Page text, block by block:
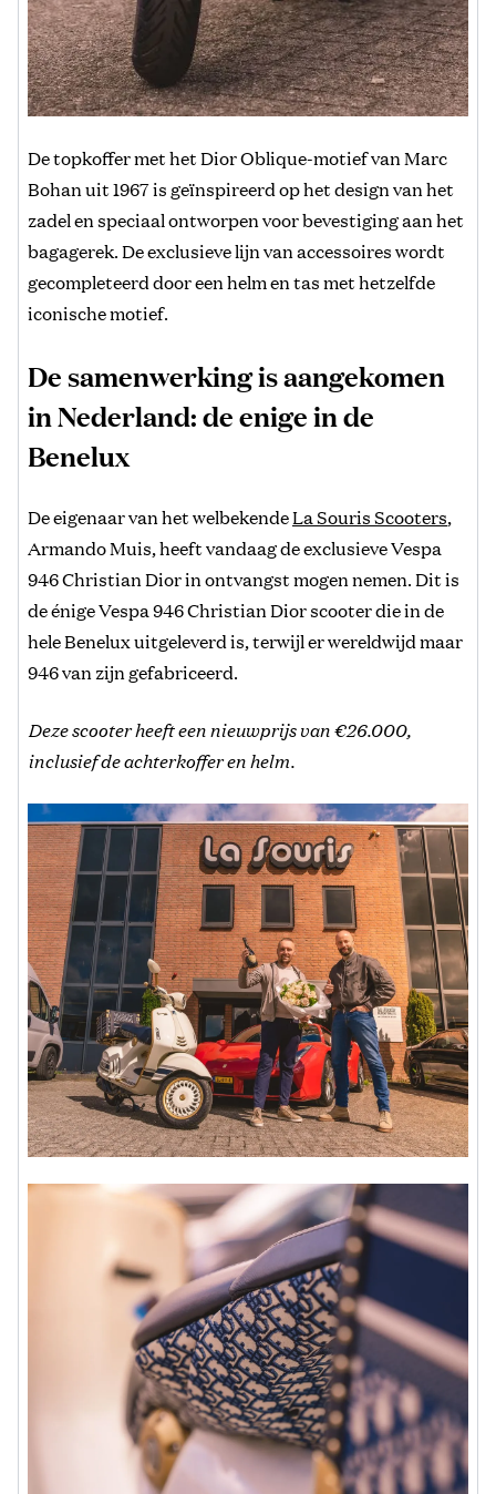
De topkoffer met het Dior Oblique-motief van Marc
Bohan uit 1967 is geïnspireerd op het design van het
zadel en speciaal ontworpen voor bevestiging aan het
bagagerek. De exclusieve lijn van accessoires wordt
gecompleteerd door een helm en tas met hetzelfde
iconische motief.
De samenwerking is aangekomen
in Nederland: de enige in de
Benelux
De eigenaar van het welbekendeLa Souris Scooters,
Armando Muis, heeft vandaag de exclusieve Vespa
946 Christian Dior in ontvangst mogen nemen. Dit is
de énige Vespa 946 Christian Dior scooter die in de
hele Benelux uitgeleverd is, terwijl er wereldwijd maar
946 van zijn gefabriceerd.
Deze scooter heeft een nieuwprijs van €26.000,
inclusief de achterkoffer en helm.